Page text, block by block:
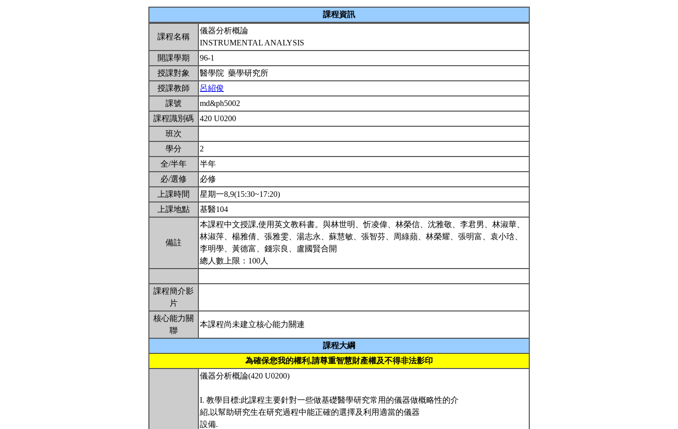
課程資訊
課程名稱
儀器分析概論
INSTRUMENTAL ANALYSIS
開課學期
96-1
授課對象
醫學院 藥學研究所
授課教師
呂紹俊
課號
md&ph5002
課程識別碼
420 U0200
班次
學分
2
全/半年
半年
必/選修
必修
上課時間
星期一8,9(15:30~17:20)
上課地點
基醫104
備註
本課程中文授課,使用英文教科書。與林世明、忻凌偉、林榮信、沈雅敬、李君男、林淑華、
林淑萍、楊雅倩、張雅雯、湯志永、蘇慧敏、張智芬、周綠蘋、林榮耀、張明富、袁小琀、
李明學、黃德富、錢宗良、盧國賢合開
總人數上限：100人
課程簡介影
片
核心能力關
聯
本課程尚未建立核心能力關連
課程大綱
為確保您我的權利,請尊重智慧財產權及不得非法影印
儀器分析概論(420 U0200)
I. 教學目標:此課程主要針對一些做基礎醫學研究常用的儀器做概略性的介
紹,以幫助研究生在研究過程中能正確的選擇及利用適當的儀器
設備.